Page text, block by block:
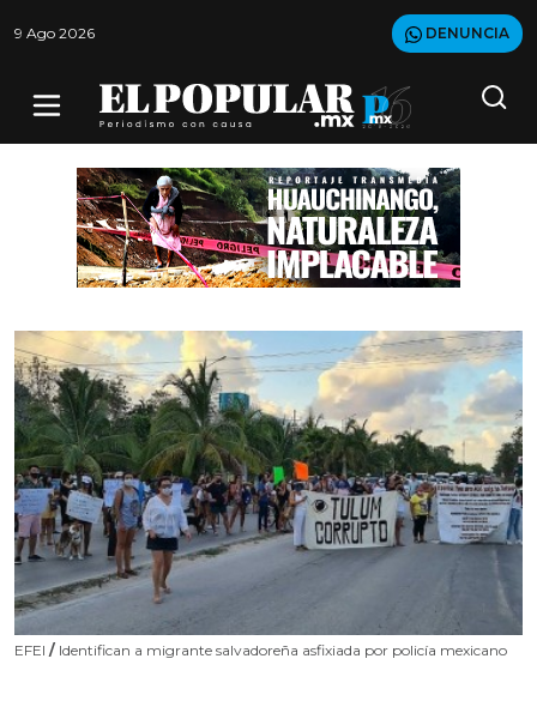
9 Ago 2026 DENUNCIA
EFEI / Identifican a migrante salvadoreña asfixiada por policía mexicano